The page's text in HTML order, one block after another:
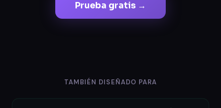
Prueba gratis →
TAMBIÉN DISEÑADO PARA